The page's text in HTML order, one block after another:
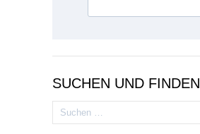
SUCHEN UND FINDEN
Suchen
nach: